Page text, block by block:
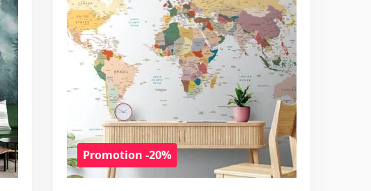
Promotion -20%